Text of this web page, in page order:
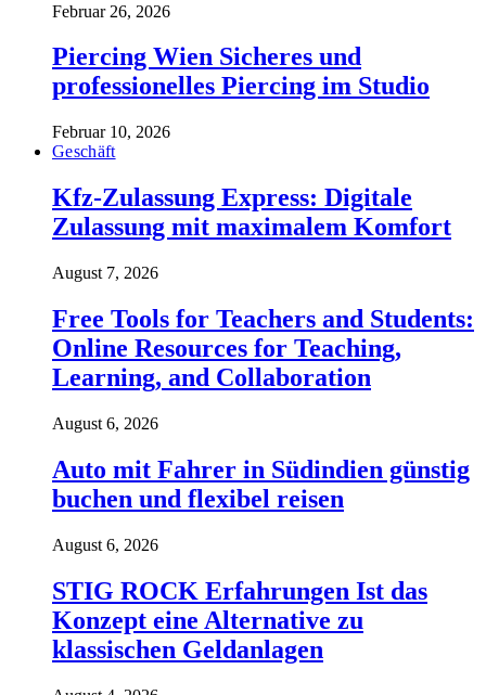
Februar 26, 2026
Piercing Wien Sicheres und
professionelles Piercing im Studio
Februar 10, 2026
Geschäft
Kfz-Zulassung Express: Digitale
Zulassung mit maximalem Komfort
August 7, 2026
Free Tools for Teachers and Students:
Online Resources for Teaching,
Learning, and Collaboration
August 6, 2026
Auto mit Fahrer in Südindien günstig
buchen und flexibel reisen
August 6, 2026
STIG ROCK Erfahrungen Ist das
Konzept eine Alternative zu
klassischen Geldanlagen